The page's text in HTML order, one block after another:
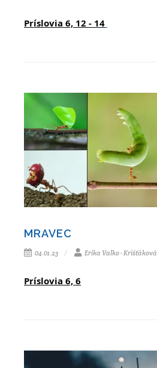
Príslovia 6, 12 - 14
MRAVEC
04.01.23 Erika Valko - Krišťáková
Príslovia 6, 6